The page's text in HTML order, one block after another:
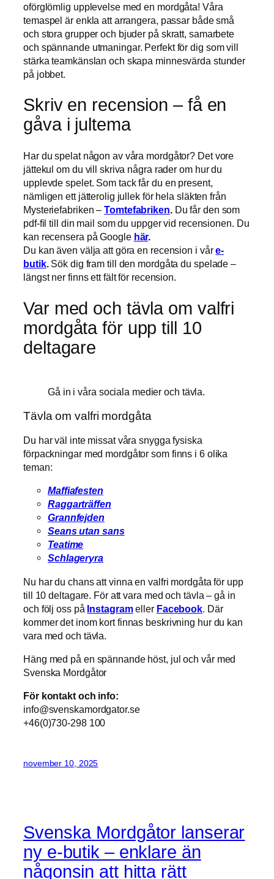
oförglömlig upplevelse med en mordgåta! Våra
temaspel är enkla att arrangera, passar både små
och stora grupper och bjuder på skratt, samarbete
och spännande utmaningar. Perfekt för dig som vill
stärka teamkänslan och skapa minnesvärda stunder
på jobbet.
Skriv en recension – få en
gåva i jultema
Har du spelat någon av våra mordgåtor? Det vore
jättekul om du vill skriva några rader om hur du
upplevde spelet. Som tack får du en present,
nämligen ett jätterolig jullek för hela släkten från
Mysteriefabriken –Tomtefabriken. Du får den som
pdf-fil till din mail som du uppger vid recensionen. Du
kan recensera på Google här.
Du kan även välja att göra en recension i vår e-
butik. Sök dig fram till den mordgåta du spelade –
längst ner finns ett fält för recension.
Var med och tävla om valfri
mordgåta för upp till 10
deltagare
Gå in i våra sociala medier och tävla.
Tävla om valfri mordgåta
Du har väl inte missat våra snygga fysiska
förpackningar med mordgåtor som finns i 6 olika
teman:
Maffiafesten
Raggarträffen
Grannfejden
Seans utan sans
Teatime
Schlageryra
Nu har du chans att vinna en valfri mordgåta för upp
till 10 deltagare. För att vara med och tävla – gå in
och följ oss på Instagrameller Facebook. Där
kommer det inom kort finnas beskrivning hur du kan
vara med och tävla.
Häng med på en spännande höst, jul och vår med
Svenska Mordgåtor
För kontakt och info:
info@svenskamordgator.se
+46(0)730-298 100
november 10, 2025
Svenska Mordgåtor lanserar
ny e-butik – enklare än
någonsin att hitta rätt